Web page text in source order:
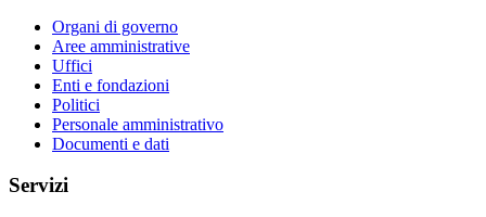
Organi di governo
Aree amministrative
Uffici
Enti e fondazioni
Politici
Personale amministrativo
Documenti e dati
Servizi